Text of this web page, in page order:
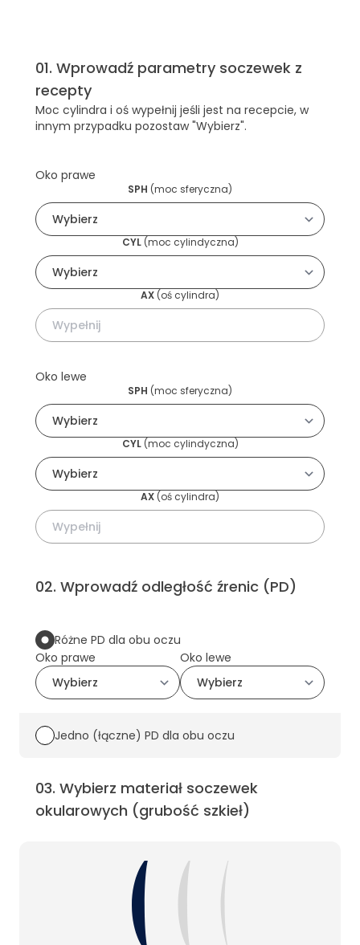
01. Wprowadź parametry soczewek z
recepty
Moc cylindra i oś wypełnij jeśli jest na recepcie, w
innym przypadku pozostaw "Wybierz".
Oko prawe
SPH (moc sferyczna)
CYL(moc cylindyczna)
AX (oś cylindra)
Oko lewe
SPH (moc sferyczna)
CYL(moc cylindyczna)
AX (oś cylindra)
02. Wprowadź odległość źrenic (PD)
Różne PD dla obu oczu
Oko prawe
Oko lewe
Jedno (łączne) PD dla obu oczu
03. Wybierz materiał soczewek
okularowych (grubość szkieł)